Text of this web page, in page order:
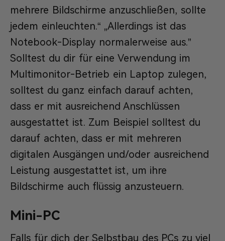
mehrere Bildschirme anzuschließen, sollte
jedem einleuchten.“ „Allerdings ist das
Notebook-Display normalerweise aus.”
Solltest du dir für eine Verwendung im
Multimonitor-Betrieb ein Laptop zulegen,
solltest du ganz einfach darauf achten,
dass er mit ausreichend Anschlüssen
ausgestattet ist. Zum Beispiel solltest du
darauf achten, dass er mit mehreren
digitalen Ausgängen und/oder ausreichend
Leistung ausgestattet ist, um ihre
Bildschirme auch flüssig anzusteuern.
Mini-PC
Falls für dich der Selbstbau des PCs zu viel